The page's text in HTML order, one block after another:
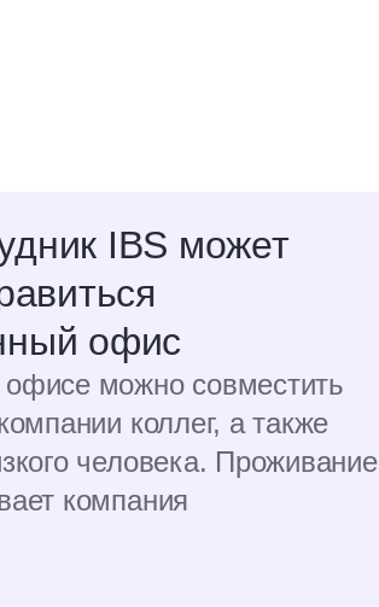
IBS может
офис
можно совместить
коллег, а также
человека. Проживание
компания